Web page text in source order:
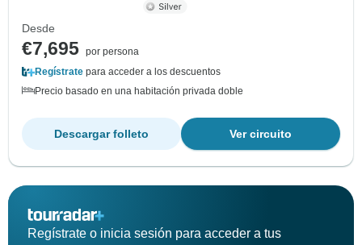
Desde
€7,695 por persona
Regístrate para acceder a los descuentos
Precio basado en una habitación privada doble
Ver circuito
Descargar folleto
Regístrate o inicia sesión para acceder a tus